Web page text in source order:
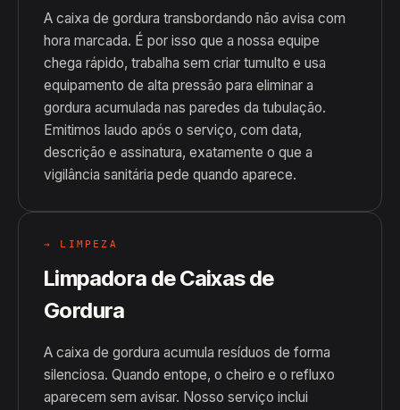
A caixa de gordura transbordando não avisa com
hora marcada. É por isso que a nossa equipe
chega rápido, trabalha sem criar tumulto e usa
equipamento de alta pressão para eliminar a
gordura acumulada nas paredes da tubulação.
Emitimos laudo após o serviço, com data,
descrição e assinatura, exatamente o que a
vigilância sanitária pede quando aparece.
→ LIMPEZA
Limpadora de Caixas de
Gordura
A caixa de gordura acumula resíduos de forma
silenciosa. Quando entope, o cheiro e o refluxo
aparecem sem avisar. Nosso serviço inclui